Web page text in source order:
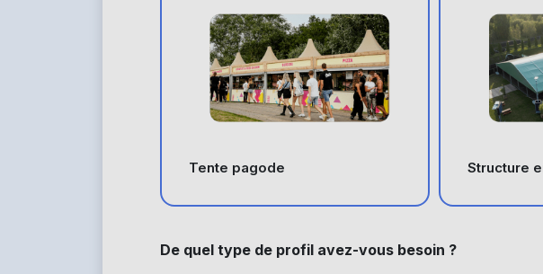
Tente pagode Structure
De quel type de profil avez-vous besoin ?